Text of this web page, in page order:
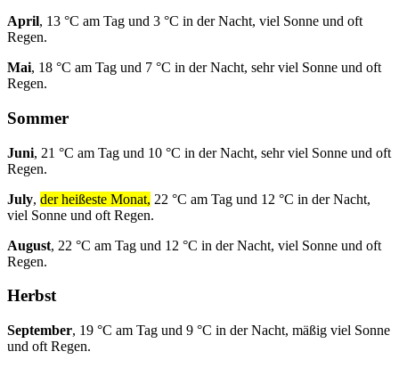
April, 13 °C am Tag und 3 °C in der Nacht, viel Sonne und oft
Regen.
Mai, 18 °C am Tag und 7 °C in der Nacht, sehr viel Sonne und oft
Regen.
Sommer
Juni, 21 °C am Tag und 10 °C in der Nacht, sehr viel Sonne und oft
Regen.
July, der heißeste Monat, 22 °C am Tag und 12 °C in der Nacht,
viel Sonne und oft Regen.
August, 22 °C am Tag und 12 °C in der Nacht, viel Sonne und oft
Regen.
Herbst
September, 19 °C am Tag und 9 °C in der Nacht, mäßig viel Sonne
und oft Regen.